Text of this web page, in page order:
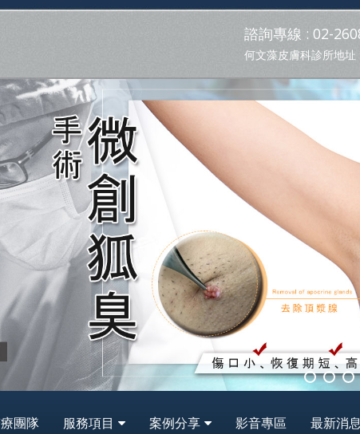
諮詢專線 : 02-
何文藻皮膚科診所地
團隊 服務項目 案例分享 影音專區 最新消